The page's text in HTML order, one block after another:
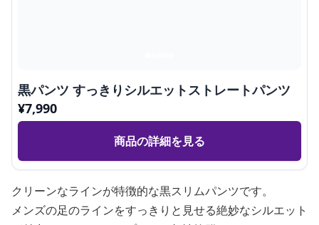
黒パンツ すっきりシルエットストレートパンツ
¥7,990
商品の詳細を見る
クリーンなラインが特徴的な黒スリムパンツです。
メンズの足のラインをすっきりと見せる絶妙なシルエット